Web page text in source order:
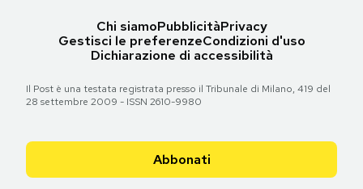
Chi siamoPubblicitàPrivacy
Gestisci le preferenzeCondizioni d'uso
Dichiarazione di accessibilità
Il Post è una testata registrata presso il Tribunale di Milano, 419 del
28 settembre 2009 - ISSN 2610-9980
Abbonati